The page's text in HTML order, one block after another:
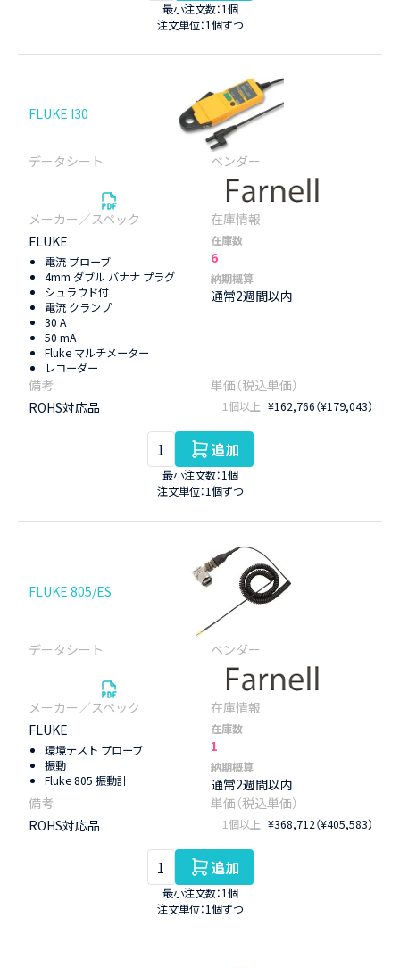
最小注文数：1個
注文単位：1個ずつ
FLUKE I30
FLUKE
電流 プローブ
4mm ダブル バナナ プラグ
シュラウド付
電流 クランプ
30 A
50 mA
Fluke マルチメーター
レコーダー
在庫数
6
納期概算
通常2週間以内
ROHS対応品 1個以上 ¥162,766（¥179,043）
追加
最小注文数：1個
注文単位：1個ずつ
FLUKE 805/ES
FLUKE
環境テスト プローブ
振動
Fluke 805 振動計
在庫数
1
納期概算
通常2週間以内
ROHS対応品 1個以上 ¥368,712（¥405,583）
追加
最小注文数：1個
注文単位：1個ずつ